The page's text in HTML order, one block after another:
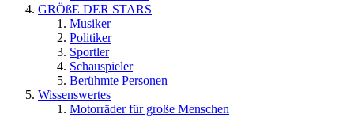
GRÖßE DER STARS
Musiker
Politiker
Sportler
Schauspieler
Berühmte Personen
Wissenswertes
Motorräder für große Menschen